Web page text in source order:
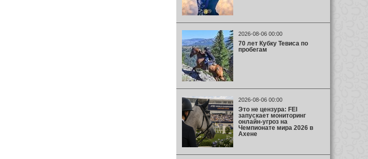
2026-08-06 00:00
70 лет Кубку Тевиса по
пробегам
2026-08-06 00:00
Это не цензура: FEI
запускает мониторинг
онлайн-угроз на
Чемпионате мира 2026 в
Ахене